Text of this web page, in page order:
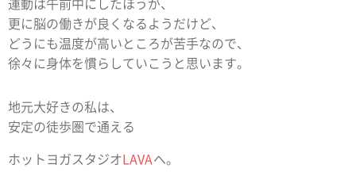
更に脳の働きが良くなるようだけど、
どうにも温度が高いところが苦手なので、
徐々に身体を慣らしていこうと思います。
地元大好きの私は、
安定の徒歩圏で通える
ホットヨガスタジオLAVAへ。